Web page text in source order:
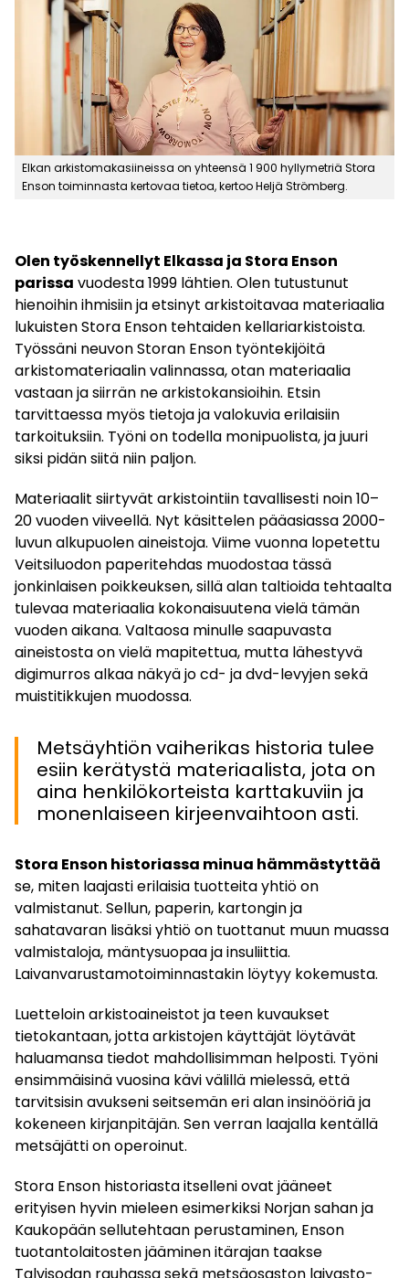
Elkan arkistomakasiineissa on yhteensä 1 900 hyllymetriä Stora
Enson toiminnasta kertovaa tietoa, kertoo Heljä Strömberg.
Olen työskennellyt Elkassa ja Stora Enson
parissa vuodesta 1999 lähtien. Olen tutustunut
hienoihin ihmisiin ja etsinyt arkistoitavaa materiaalia
lukuisten Stora Enson tehtaiden kellariarkistoista.
Työssäni neuvon Storan Enson työntekijöitä
arkistomateriaalin valinnassa, otan materiaalia
vastaan ja siirrän ne arkistokansioihin. Etsin
tarvittaessa myös tietoja ja valokuvia erilaisiin
tarkoituksiin. Työni on todella monipuolista, ja juuri
siksi pidän siitä niin paljon.
Materiaalit siirtyvät arkistointiin tavallisesti noin 10–
20 vuoden viiveellä. Nyt käsittelen pääasiassa 2000-
luvun alkupuolen aineistoja. Viime vuonna lopetettu
Veitsiluodon paperitehdas muodostaa tässä
jonkinlaisen poikkeuksen, sillä alan taltioida tehtaalta
tulevaa materiaalia kokonaisuutena vielä tämän
vuoden aikana. Valtaosa minulle saapuvasta
aineistosta on vielä mapitettua, mutta lähestyvä
digimurros alkaa näkyä jo cd- ja dvd-levyjen sekä
muistitikkujen muodossa.
Metsäyhtiön vaiherikas historia tulee
esiin kerätystä materiaalista, jota on
aina henkilökorteista karttakuviin ja
monenlaiseen kirjeenvaihtoon asti.
Stora Enson historiassa minua hämmästyttää
se, miten laajasti erilaisia tuotteita yhtiö on
valmistanut. Sellun, paperin, kartongin ja
sahatavaran lisäksi yhtiö on tuottanut muun muassa
valmistaloja, mäntysuopaa ja insuliittia.
Laivanvarustamotoiminnastakin löytyy kokemusta.
Luetteloin arkistoaineistot ja teen kuvaukset
tietokantaan, jotta arkistojen käyttäjät löytävät
haluamansa tiedot mahdollisimman helposti. Työni
ensimmäisinä vuosina kävi välillä mielessä, että
tarvitsisin avukseni seitsemän eri alan insinööriä ja
kokeneen kirjanpitäjän. Sen verran laajalla kentällä
metsäjätti on operoinut.
Stora Enson historiasta itselleni ovat jääneet
erityisen hyvin mieleen esimerkiksi Norjan sahan ja
Kaukopään sellutehtaan perustaminen, Enson
tuotantolaitosten jääminen itärajan taakse
Talvisodan rauhassa sekä metsäosaston laivasto-